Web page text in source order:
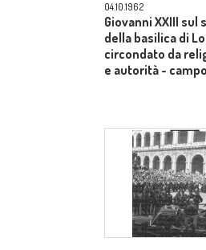
04.10.1962
Giovanni XXIII sul
della basilica di
circondato da
e autorità -